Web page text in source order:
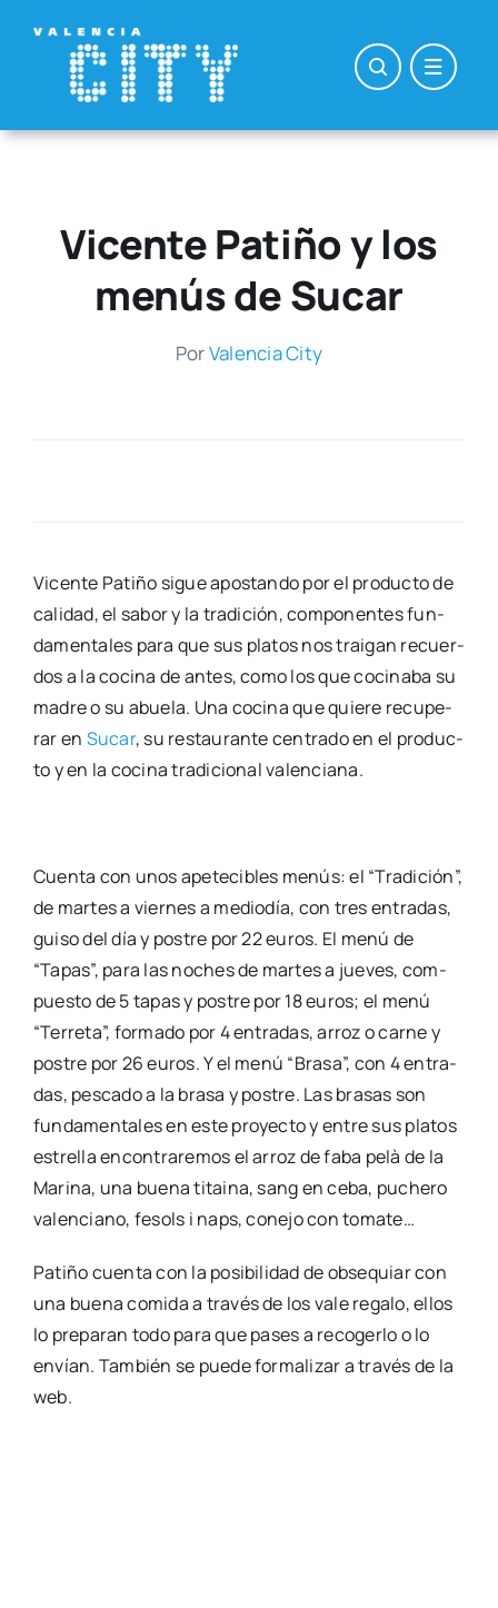
contenido
Vicente Patiño y los
menús de Sucar
PorValen­cia City
Vicen­te Pati­ño sigue apos­tan­do por el pro­duc­to de
cali­dad, el sabor y la tra­di­ción, com­po­nen­tes fun­
da­men­ta­les para que sus pla­tos nos trai­gan recuer­
dos a la coci­na de antes, como los que coci­na­ba su
madre o su abue­la. Una coci­na que quie­re recu­pe­
rar en Sucar, su res­tau­ran­te cen­tra­do en el pro­duc­
to y en la coci­na tra­di­cio­nal valen­cia­na.
Cuen­ta con unos ape­te­ci­bles menús: el “Tra­di­ción”,
de mar­tes a vier­nes a medio­día, con tres entra­das,
gui­so del día y pos­tre por 22 euros. El menú de
“Tapas”, para las noches de mar­tes a jue­ves, com­
pues­to de 5 tapas y pos­tre por 18 euros; el menú
“Terre­ta”, for­ma­do por 4 entra­das, arroz o car­ne y
pos­tre por 26 euros. Y el menú “Bra­sa”, con 4 entra­
das, pes­ca­do a la bra­sa y pos­tre. Las bra­sas son
fun­da­men­ta­les en este pro­yec­to y entre sus pla­tos
estre­lla encon­tra­re­mos el arroz de faba pelà de la
Mari­na, una bue­na titai­na, sang en ceba, puche­ro
valen­ciano, fesols i naps, cone­jo con toma­te…
Pati­ño cuen­ta con la posi­bi­li­dad de obse­quiar con
una bue­na comi­da a tra­vés de los vale rega­lo, ellos
lo pre­pa­ran todo para que pases a reco­ger­lo o lo
envían. Tam­bién se pue­de for­ma­li­zar a tra­vés de la
web.